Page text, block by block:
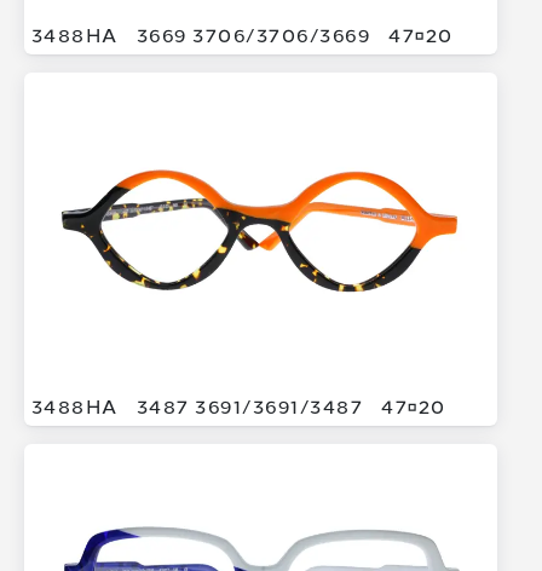
3488HA 3669 3706/3706/3669 4720
3488HA 3487 3691/3691/3487 4720